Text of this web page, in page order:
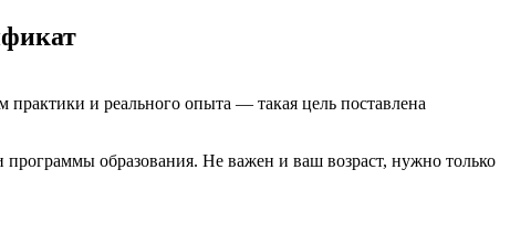
и реального опыта — такая цель поставлена
программы образования. Не важен и ваш возраст, нужно только